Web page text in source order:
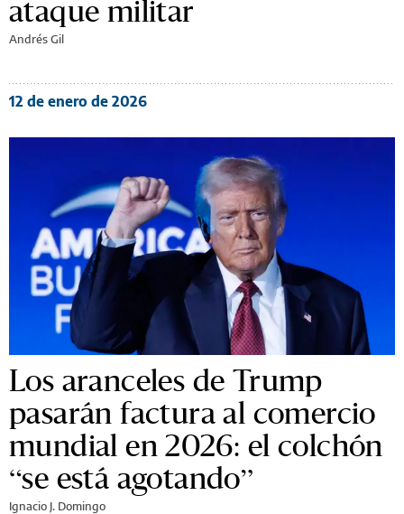
ataque militar
Andrés Gil
12 de enero de 2026
Los aranceles de Trump
pasarán factura al comercio
mundial en 2026: el colchón
“se está agotando”
Ignacio J. Domingo